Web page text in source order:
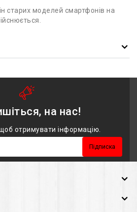
старих моделей смартфонів на
на нас!
отримувати інформацію.
Підписка